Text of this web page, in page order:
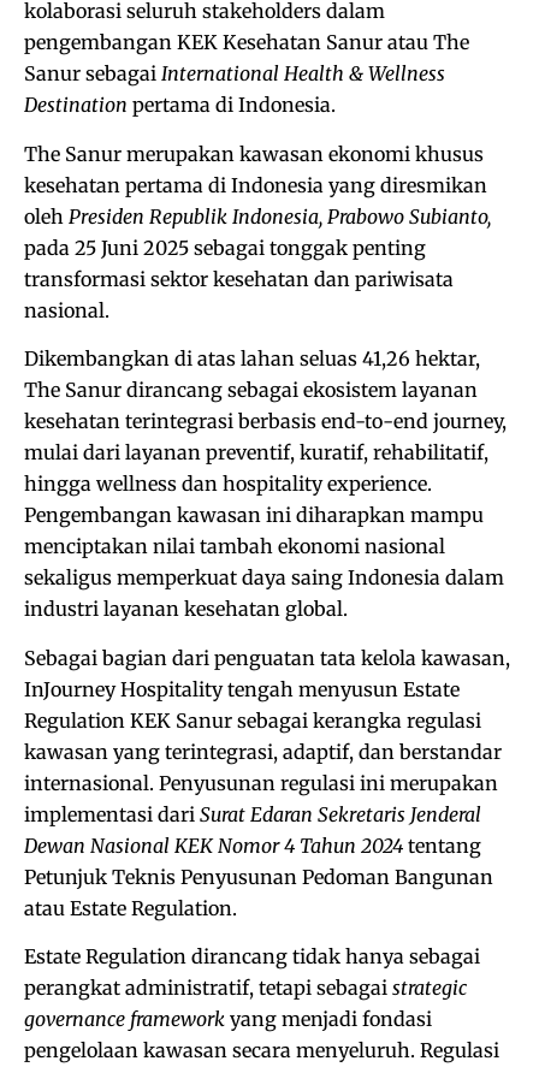
kolaborasi seluruh stakeholders dalam
pengembangan KEK Kesehatan Sanur atau The
Sanur sebagai International Health & Wellness
Destination pertama di Indonesia.
The Sanur merupakan kawasan ekonomi khusus
kesehatan pertama di Indonesia yang diresmikan
oleh Presiden Republik Indonesia, Prabowo Subianto,
pada 25 Juni 2025 sebagai tonggak penting
transformasi sektor kesehatan dan pariwisata
nasional.
Dikembangkan di atas lahan seluas 41,26 hektar,
The Sanur dirancang sebagai ekosistem layanan
kesehatan terintegrasi berbasis end-to-end journey,
mulai dari layanan preventif, kuratif, rehabilitatif,
hingga wellness dan hospitality experience.
Pengembangan kawasan ini diharapkan mampu
menciptakan nilai tambah ekonomi nasional
sekaligus memperkuat daya saing Indonesia dalam
industri layanan kesehatan global.
Sebagai bagian dari penguatan tata kelola kawasan,
InJourney Hospitality tengah menyusun Estate
Regulation KEK Sanur sebagai kerangka regulasi
kawasan yang terintegrasi, adaptif, dan berstandar
internasional. Penyusunan regulasi ini merupakan
implementasi dari Surat Edaran Sekretaris Jenderal
Dewan Nasional KEK Nomor 4 Tahun 2024 tentang
Petunjuk Teknis Penyusunan Pedoman Bangunan
atau Estate Regulation.
Estate Regulation dirancang tidak hanya sebagai
perangkat administratif, tetapi sebagai strategic
governance framework yang menjadi fondasi
pengelolaan kawasan secara menyeluruh. Regulasi